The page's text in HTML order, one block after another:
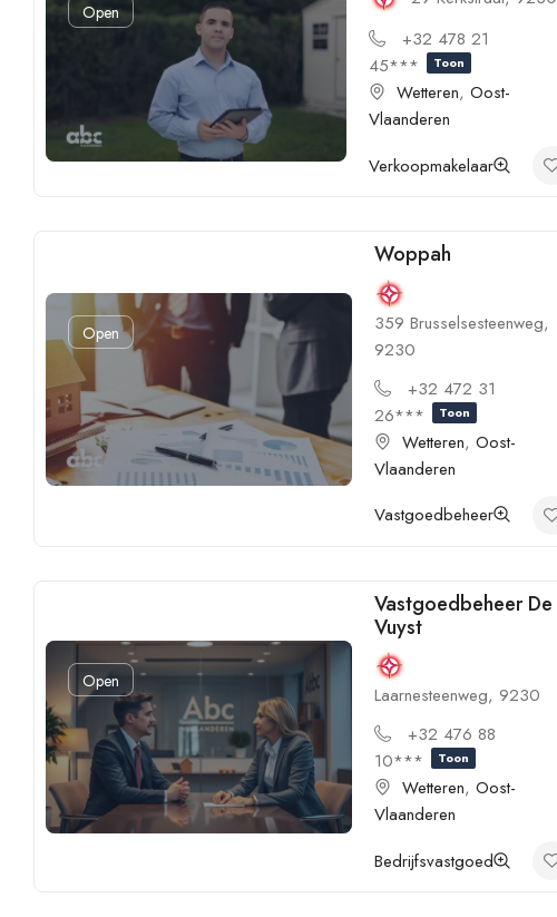
Open
+32 478 21
45***
Toon
Wetteren,Oost-
Vlaanderen
Verkoopmakelaar
Open
Woppah
359 Brusselsesteenweg,
9230
+32 472 31
26***
Toon
Wetteren,Oost-
Vlaanderen
Vastgoedbeheer
Open
Vastgoedbeheer De
Vuyst
Laarnesteenweg, 9230
+32 476 88
10***
Toon
Wetteren,Oost-
Vlaanderen
Bedrijfsvastgoed